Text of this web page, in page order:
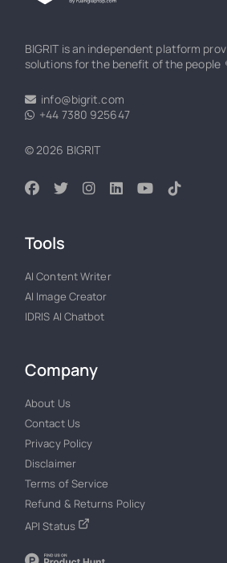
BIGRIT is an independent platform
solutions for the benefit of the people
info@bigrit.com
+44 7380 925647
© 2026 BIGRIT
Tools
AI Content Writer
AI Image Creator
IDRIS AI Chatbot
Company
About Us
Contact Us
Privacy Policy
Disclaimer
Terms of Service
Refund & Returns Policy
API Status